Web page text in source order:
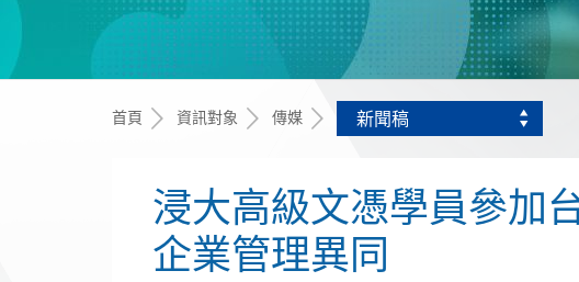
首頁 資訊對象 傳媒 新聞稿
浸大高級文憑學員參加
企業管理異同